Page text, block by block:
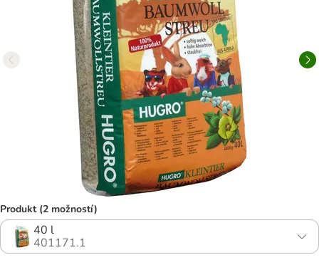
Produkt (2 možností)
40 l
401171.1